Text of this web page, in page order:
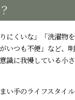
にくいな」「洗濯物
いつも不便」など、
識に我慢している小
い手のライフスタイ